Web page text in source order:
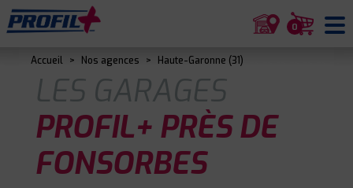
0
Accueil > Nos agences > Haute-Garonne (31)
LES GARAGES
PROFIL+ PRÈS DE
FONSORBES